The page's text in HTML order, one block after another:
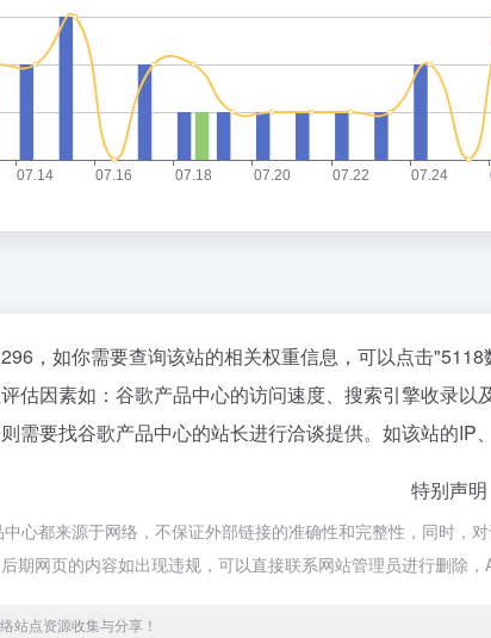
，如你需要查询该站的相关权重信息，可以点击"5118
估因素如：谷歌产品中心的访问速度、搜索引擎收录
需要找谷歌产品中心的站长进行洽谈提供。如该站的IP
特别声明
心都来源于网络，不保证外部链接的准确性和完整性，同时，
期网页的内容如出现违规，可以直接联系网站管理员进行删除，
站点资源收集与分享！